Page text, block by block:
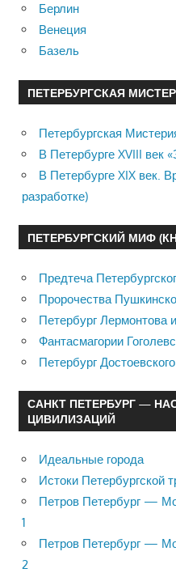
Берлин
Венеция
Базель
ПЕТЕРБУРГСКАЯ
Петербургская
В Петербурге XVIII век
В Петербурге XIX век.
разработке)
ПЕТЕРБУРГСКИЙ МИФ
Предтеча
Пророчества
Петербург Лермонтова
Фантасмагории
Петербург Достоевского
САНКТ ПЕТЕРБУРГ —
ЦИВИЛИЗАЦИЙ
Идеальные города
Истоки Петербургской
Петров Петербург —
1
Петров Петербург —
2